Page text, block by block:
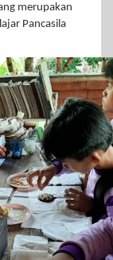
merupakan
Pancasila